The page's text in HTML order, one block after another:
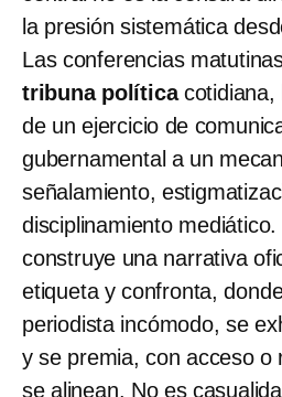
la presión sistemática
Las conferencias
tribuna políticacotidiana,
de un ejercicio de
gubernamental a un
señalamiento,
disciplinamiento
construye una narrativa
etiqueta y confronta,
periodista incómodo, se
y se premia, con acceso o
se alinean. No es